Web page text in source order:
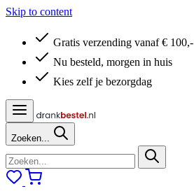
Skip to content
Gratis verzending vanaf € 100,-
Nu besteld, morgen in huis
Kies zelf je bezorgdag
Zoeken...